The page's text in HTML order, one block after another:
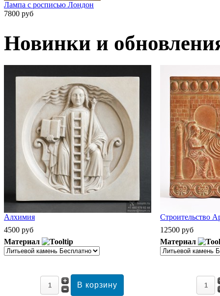
Лампа с росписью Лондон
7800 руб
Новинки и
Алхимия
4500 руб
Материал
Строительство
12500 руб
Материал